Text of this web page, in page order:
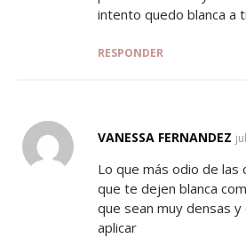
intento quedo blanca a
RESPONDER
VANESSA FERNANDEZ
Lo que más odio de las
que te dejen blanca
que sean muy densas y
aplicar